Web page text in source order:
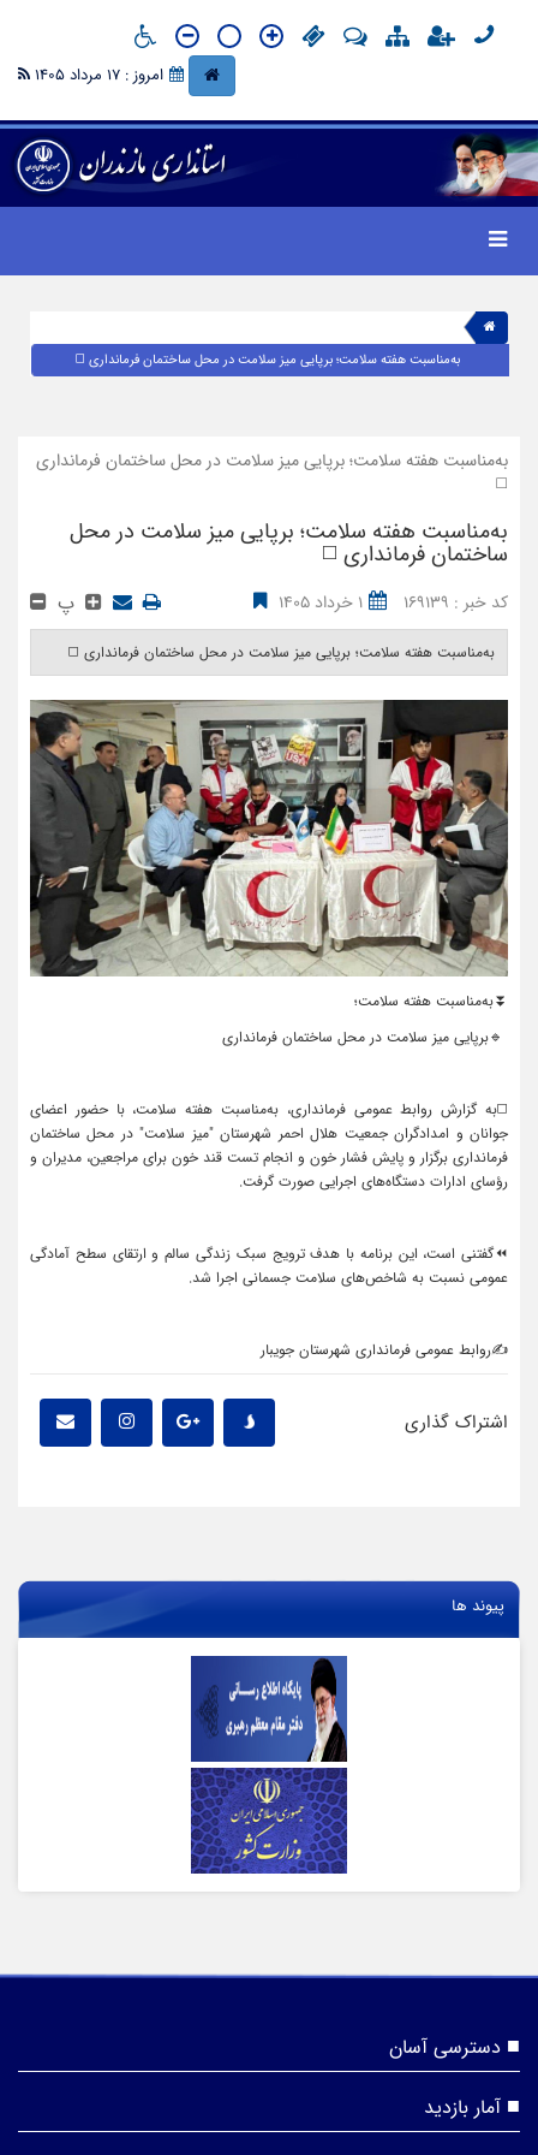
امروز : 17 مرداد 1405
به‌مناسبت هفته سلامت؛ برپایی میز سلامت در محل ساختمان فرمانداری ◻️
به‌مناسبت هفته سلامت؛ برپایی میز سلامت در محل ساختمان فرمانداری
◻️
به‌مناسبت هفته سلامت؛ برپایی میز سلامت در محل
ساختمان فرمانداری ◻️
کد خبر : 169139 1 خرداد 1405 پ
به‌مناسبت هفته سلامت؛ برپایی میز سلامت در محل ساختمان فرمانداری ◻️ ‎
⏬به‌مناسبت هفته سلامت؛
🔹برپایی میز سلامت در محل ساختمان فرمانداری
◻️به گزارش روابط عمومی فرمانداری، به‌مناسبت هفته سلامت، با حضور اعضای
جوانان و امدادگران جمعیت هلال احمر شهرستان "میز سلامت" در محل ساختمان
فرمانداری برگزار و پایش فشار خون و انجام تست قند خون برای مراجعین، مدیران و
رؤسای ادارات دستگاه‌های اجرایی صورت گرفت.
⏪گفتنی است، این برنامه با هدف ترویج سبک زندگی سالم و ارتقای سطح آمادگی
عمومی نسبت به شاخص‌های سلامت جسمانی اجرا شد.
✍روابط عمومی فرمانداری شهرستان جویبار
اشتراک گذاری
پیوند ها
دسترسی آسان
آمار بازدید